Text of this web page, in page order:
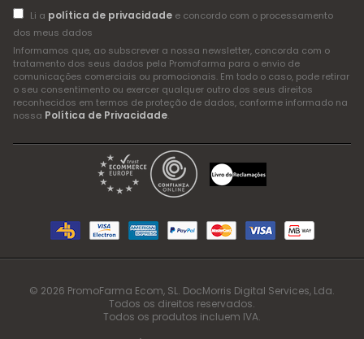
Li a política de privacidadee concordo com o processamento
dos meus dados
Informamos que, ao subscrever a nossa newsletter, concorda com o
tratamento dos seus dados pela Promofarma para o envio de
comunicações comerciais ou promocionais. Em todo o caso, pode retirar
o seu consentimento ou exercer qualquer outro dos seus direitos
reconhecidos em termos de proteção de dados, conforme informado na
nossa Política de Privacidade.
© 2026 PromoFarma Ecom, SL. DocMorris Digital Services, Lda.
Todos os direitos reservados.
Todos os produtos incluem IVA.